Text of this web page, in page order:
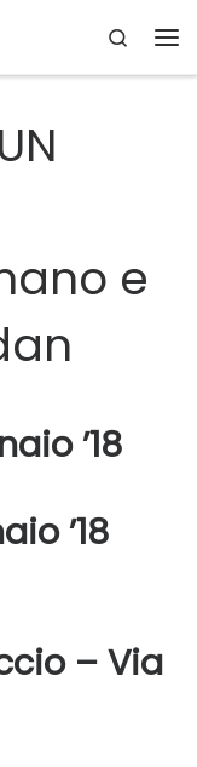
Search
e
’18
’18
– Via